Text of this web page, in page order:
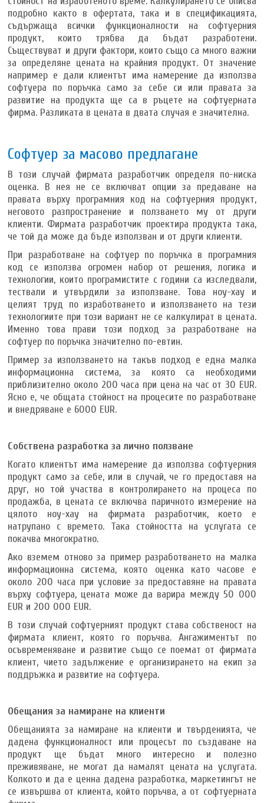
подробно както в офертата, така и в спецификацията,
съдържаща всички функционалности на софтуерния
продукт, които трябва да бъдат разработени.
Съществуват и други фактори, които също са много важни
за определяне цената на крайния продукт. От значение
например е дали клиентът има намерение да използва
софтуера по поръчка само за себе си или правата за
развитие на продукта ще са в ръцете на софтуерната
фирма. Разликата в цената в двата случая е значителна.
Софтуер за масово предлагане
В този случай фирмата разработчик определя по-ниска
оценка. В нея не се включват опции за предаване на
правата върху програмния код на софтуерния продукт,
неговото разпространение и ползването му от други
клиенти. Фирмата разработчик проектира продукта така,
че той да може да бъде използван и от други клиенти.
При разработване на софтуер по поръчка в програмния
код се използва огромен набор от решения, логика и
технологии, които програмистите с години са изследвали,
тествали и утвърдили за използване. Това ноу-хау и
целият труд по изработването и използването на тези
технологиите при този вариант не се калкулират в цената.
Именно това прави този подход за разработване на
софтуер по поръчка значително по-евтин.
Пример за използването на такъв подход е една малка
информационна система, за която са необходими
приблизително около 200 часа при цена на час от 30 EUR.
Ясно е, че общата стойност на процесите по разработване
и внедряване е 6000 EUR.
Собствена разработка за лично ползване
Когато клиентът има намерение да използва софтуерния
продукт само за себе, или в случай, че го предоставя на
друг, но той участва в контролирането на процеса по
продажба, в цената се включва паричното измерение на
цялото ноу-хау на фирмата разработчик, което е
натрупано с времето. Така стойността на услугата се
покачва многократно.
Ако вземем отново за пример разработването на малка
информационна система, която оценка като часове е
около 200 часа при условие за предоставяне на правата
върху софтуера, цената може да варира между 50 000
EUR и 200 000 EUR.
В този случай софтуерният продукт става собственост на
фирмата клиент, която го поръчва. Ангажиментът по
осъвременяване и развитие също се поемат от фирмата
клиент, чието задължение е организирането на екип за
поддръжка и развитие на софтуера.
Обещания за намиране на клиенти
Обещанията за намиране на клиенти и твърденията, че
дадена функционалност или процесът по създаване на
продукт ще бъдат много интересно и полезно
преживяване, не могат да намалят цената на услугата.
Колкото и да е ценна дадена разработка, маркетингът не
се извършва от клиента, който поръчва, а от софтуерната